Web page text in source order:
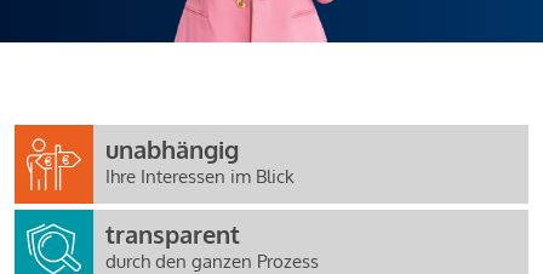
unabhängig
Ihre Interessen im Blick
transparent
durch den ganzen Prozess